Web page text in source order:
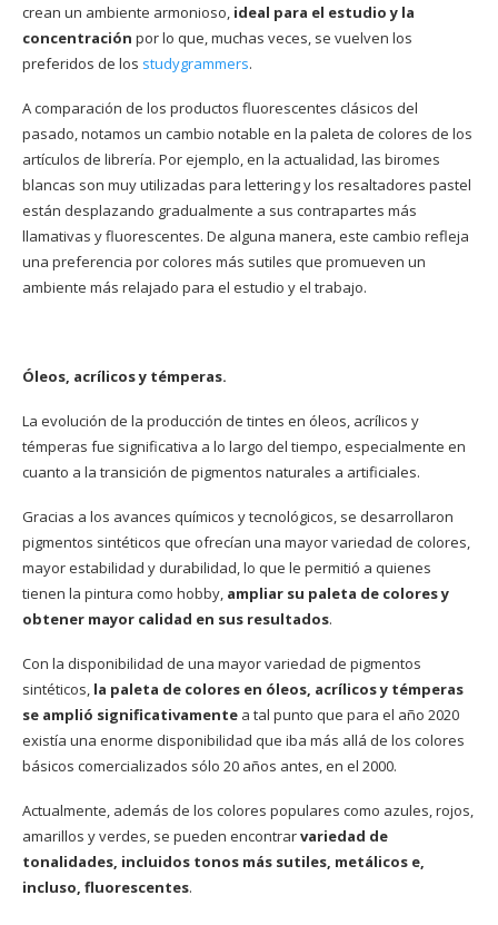
crean un ambiente armonioso, ideal para el estudio y la
concentración por lo que, muchas veces, se vuelven los
preferidos de los studygrammers.
A comparación de los productos fluorescentes clásicos del
pasado, notamos un cambio notable en la paleta de colores de los
artículos de librería. Por ejemplo, en la actualidad, las biromes
blancas son muy utilizadas para lettering y los resaltadores pastel
están desplazando gradualmente a sus contrapartes más
llamativas y fluorescentes. De alguna manera, este cambio refleja
una preferencia por colores más sutiles que promueven un
ambiente más relajado para el estudio y el trabajo.
Óleos, acrílicos y témperas.
La evolución de la producción de tintes en óleos, acrílicos y
témperas fue significativa a lo largo del tiempo, especialmente en
cuanto a la transición de pigmentos naturales a artificiales.
Gracias a los avances químicos y tecnológicos, se desarrollaron
pigmentos sintéticos que ofrecían una mayor variedad de colores,
mayor estabilidad y durabilidad, lo que le permitió a quienes
tienen la pintura como hobby, ampliar su paleta de colores y
obtener mayor calidad en sus resultados.
Con la disponibilidad de una mayor variedad de pigmentos
sintéticos, la paleta de colores en óleos, acrílicos y témperas
se amplió significativamente a tal punto que para el año 2020
existía una enorme disponibilidad que iba más allá de los colores
básicos comercializados sólo 20 años antes, en el 2000.
Actualmente, además de los colores populares como azules, rojos,
amarillos y verdes, se pueden encontrarvariedad de
tonalidades, incluidos tonos más sutiles, metálicos e,
incluso, fluorescentes.